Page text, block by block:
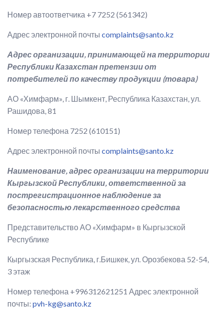
Номер автоответчика +7 7252 (561342)
Адрес электронной почты complaints@santo.kz
Адрес организации, принимающей на территории
Республики Казахстан претензии от
потребителей по качеству продукции (товара)
АО «Химфарм», г. Шымкент, Республика Казахстан, ул.
Рашидова, 81
Номер телефона 7252 (610151)
Адрес электронной почты complaints@santo.kz
Наименование, адрес организации на территории
Кыргызской Республики, ответственной за
пострегистрационное наблюдение за
безопасностью лекарственного средства
Представительство АО «Химфарм» в Кыргызской
Республике
Кыргызская Республика, г.Бишкек, ул. Орозбекова 52-54,
3 этаж
Номер телефона +996312621251 Адрес электронной
почты: pvh-kg@santo.kz